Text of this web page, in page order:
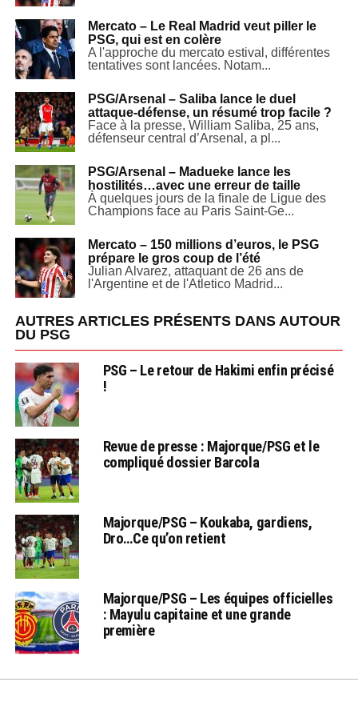
Mercato – Le Real Madrid veut piller le
PSG, qui est en colère
A l'approche du mercato estival, différentes
tentatives sont lancées. Notam...
PSG/Arsenal – Saliba lance le duel
attaque-défense, un résumé trop facile ?
Face à la presse, William Saliba, 25 ans,
défenseur central d’Arsenal, a pl...
PSG/Arsenal – Madueke lance les
hostilités…avec une erreur de taille
À quelques jours de la finale de Ligue des
Champions face au Paris Saint-Ge...
Mercato – 150 millions d’euros, le PSG
prépare le gros coup de l’été
Julian Alvarez, attaquant de 26 ans de
l'Argentine et de l'Atletico Madrid...
AUTRES ARTICLES PRÉSENTS DANS AUTOUR
DU PSG
PSG – Le retour de Hakimi enfin précisé
!
Revue de presse : Majorque/PSG et le
compliqué dossier Barcola
Majorque/PSG – Koukaba, gardiens,
Dro…Ce qu’on retient
Majorque/PSG – Les équipes officielles
: Mayulu capitaine et une grande
première